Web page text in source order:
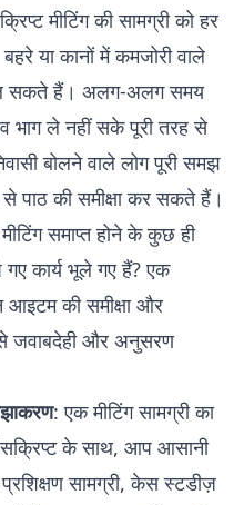
मीटिंग की सामग्री को हर
या कानों में कमजोरी वाले
सकते हैं। अलग-अलग समय
भाग ले नहीं सके पूरी तरह से
बोलने वाले लोग पूरी समझ
पाठ की समीक्षा कर सकते हैं।
समाप्त होने के कुछ ही
गए कार्य भूले गए हैं? एक
की समीक्षा और
जवाबदेही और अनुसरण
: एक मीटिंग सामग्री का
के साथ, आप आसानी
सामग्री, केस स्टडीज़